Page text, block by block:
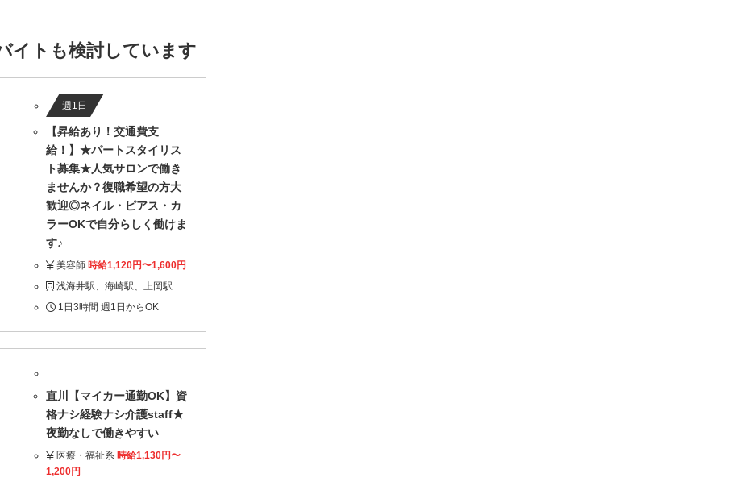
イトも検討しています
週1日
【昇給あり！交通費支
給！】★パートスタイリス
ト募集★人気サロンで働き
ませんか？復職希望の方大
歓迎◎ネイル・ピアス・カ
ラーOKで自分らしく働けま
す♪
美容師 時給1,120円〜1,600円
浅海井駅、海崎駅、上岡駅
1日3時間 週1日からOK
直川【マイカー通勤OK】資
格ナシ経験ナシ介護staff★
夜勤なしで働きやすい
医療・福祉系 時給1,130円〜
1,200円